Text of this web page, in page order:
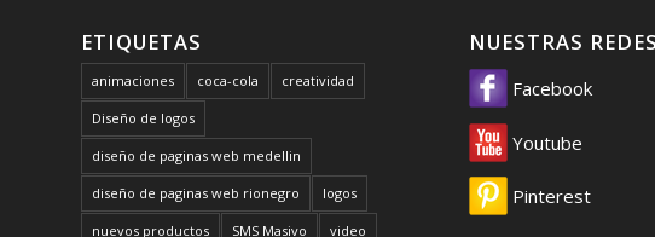
ETIQUETAS
animaciones coca-cola creatividad
Diseño de logos
diseño de paginas web medellin
diseño de paginas web rionegro logos
nuevos productos SMS Masivo video
NUESTRAS REDES
Facebook
Youtube
Pinterest